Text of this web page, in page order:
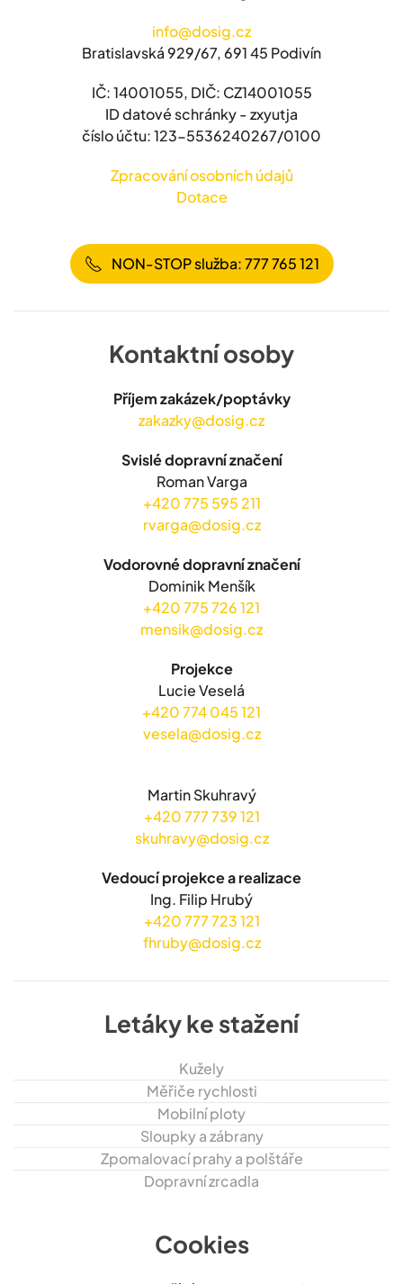
info@dosig.cz
Bratislavská 929/67, 691 45 Podivín
IČ: 14001055, DIČ: CZ14001055
ID datové schránky - zxyutja
číslo účtu: 123-5536240267/0100
Zpracování osobních údajů
Dotace
NON-STOP služba: 777 765 121
Kontaktní osoby
Příjem zakázek/poptávky
zakazky@dosig.cz
Svislé dopravní značení
Roman Varga
+420 775 595 211
rvarga@dosig.cz
Vodorovné dopravní značení
Dominik Menšík
+420 775 726 121
mensik@dosig.cz
Projekce
Lucie Veselá
+420 774 045 121
vesela@dosig.cz
Martin Skuhravý
+420 777 739 121
skuhravy@dosig.cz
Vedoucí projekce a realizace
Ing. Filip Hrubý
+420 777 723 121
fhruby@dosig.cz
Letáky ke stažení
Kužely
Měřiče rychlosti
Mobilní ploty
Sloupky a zábrany
Zpomalovací prahy a polštáře
Dopravní zrcadla
Cookies